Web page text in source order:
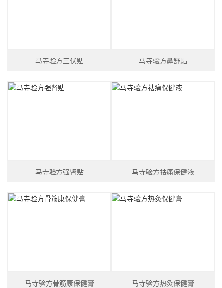
马寺验方三伏贴 马寺验方鼻舒贴
马寺验方强肾贴 马寺验方祛痛保健液
马寺验方骨筋康保健膏 马寺验方热灸保健膏